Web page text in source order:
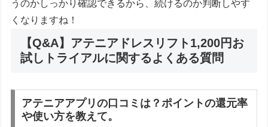
うのかしっかり確認できるから、続けるのか判断しやす
くなりますね！
【Q&A】アテニアドレスリフト1,200円お
試しトライアルに関するよくある質問
アテニアアプリの口コミは？ポイントの還元率
や使い方を教えて。